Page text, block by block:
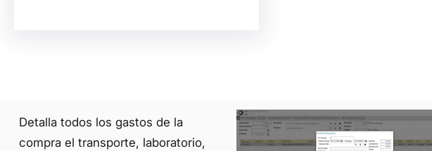
Detalla todos los gastos de la
compra el transporte, laboratorio,